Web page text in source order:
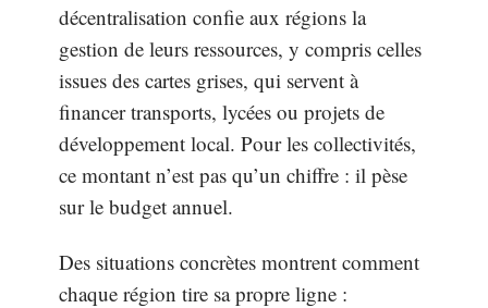
décentralisation confie aux régions la
gestion de leurs ressources, y compris celles
issues des cartes grises, qui servent à
financer transports, lycées ou projets de
développement local. Pour les collectivités,
ce montant n’est pas qu’un chiffre : il pèse
sur le budget annuel.
Des situations concrètes montrent comment
chaque région tire sa propre ligne :